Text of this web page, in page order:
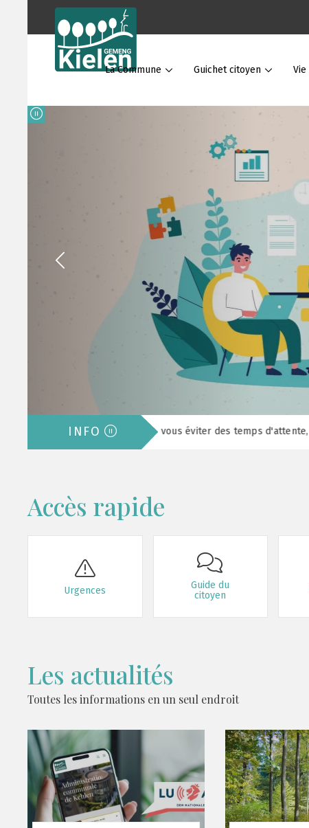
La Commune Guichet citoyen
Guide du
Plus d'infos
INFO
Afin de vous éviter des temps d'attente, nous vous
Accès rapide
Urgences
Guide du
citoyen
Les actualités
Toutes les informations en un seul endroit